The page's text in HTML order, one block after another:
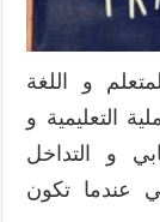
و اللغة
التعليمية و
و التداخل
عندما تكون